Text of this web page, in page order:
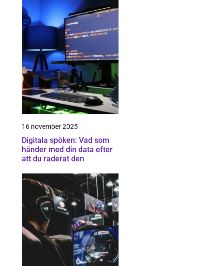
16 november 2025
Digitala spöken: Vad som
händer med din data efter
att du raderat den